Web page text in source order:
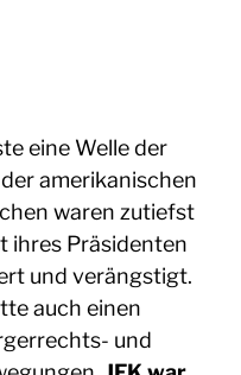
eine Welle der
amerikanischen
waren zutiefst
ihres Präsidenten
und verängstigt.
auch einen
und